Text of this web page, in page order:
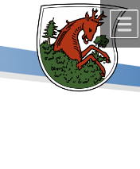
springen.